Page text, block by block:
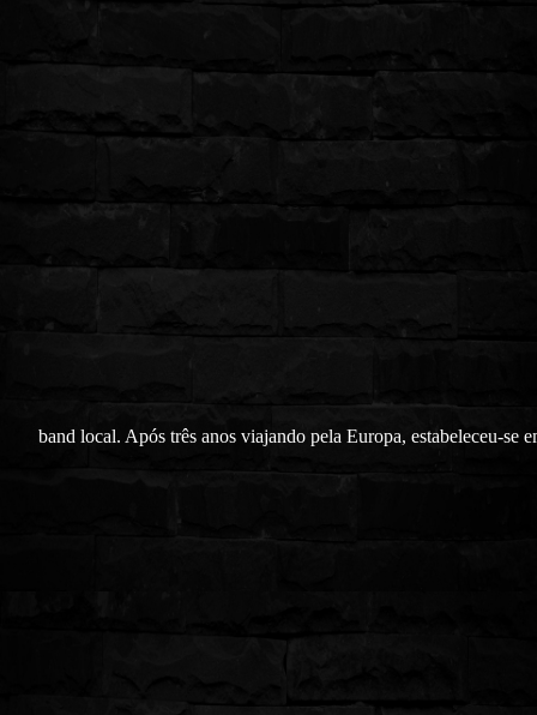
band local. Após três anos viajando pela Europa, estabeleceu-se